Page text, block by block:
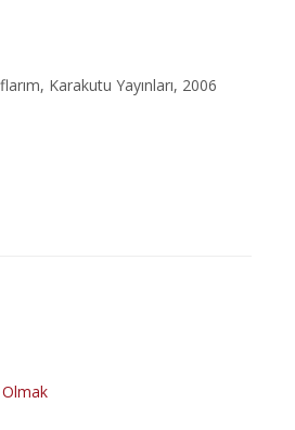
Karakutu Yayınları, 2006